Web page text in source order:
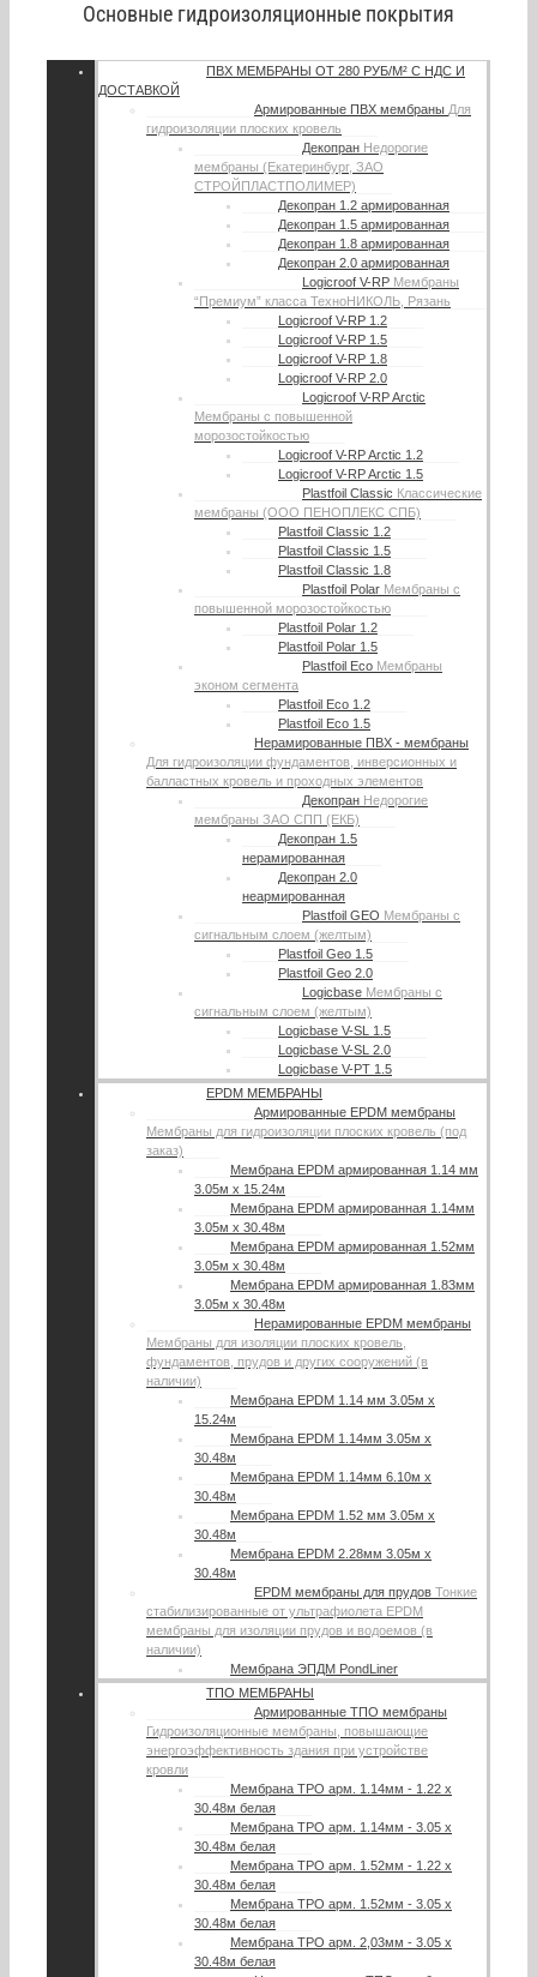
Основные гидроизоляционные покрытия
ПВХ МЕМБРАНЫ ОТ 280 РУБ/М² С НДС И
ДОСТАВКОЙ
Армированные ПВХ мембраны Для
гидроизоляции плоских кровель
Декопран Недорогие
мембраны (Екатеринбург, ЗАО
СТРОЙПЛАСТПОЛИМЕР)
Декопран 1.2 армированная
Декопран 1.5 армированная
Декопран 1.8 армированная
Декопран 2.0 армированная
Logicroof V-RP Мембраны
“Премиум” класса ТехноНИКОЛЬ, Рязань
Logicroof V-RP 1.2
Logicroof V-RP 1.5
Logicroof V-RP 1.8
Logicroof V-RP 2.0
Logicroof V-RP Arctic
Мембраны с повышенной
морозостойкостью
Logicroof V-RP Arctic 1.2
Logicroof V-RP Arctic 1.5
Plastfoil Classic Классические
мембраны (ООО ПЕНОПЛЕКС СПБ)
Plastfoil Classic 1.2
Plastfoil Classic 1.5
Plastfoil Classic 1.8
Plastfoil Polar Мембраны с
повышенной морозостойкостью
Plastfoil Polar 1.2
Plastfoil Polar 1.5
Plastfoil Eco Мембраны
эконом сегмента
Plastfoil Eco 1.2
Plastfoil Eco 1.5
Нерамированные ПВХ - мембраны
Для гидроизоляции фундаментов, инверсионных и
балластных кровель и проходных элементов
Декопран Недорогие
мембраны ЗАО СПП (ЕКБ)
Декопран 1.5
нерамированная
Декопран 2.0
неармированная
Plastfoil GEO Мембраны с
сигнальным слоем (желтым)
Plastfoil Geo 1.5
Plastfoil Geo 2.0
Logicbase Мембраны с
сигнальным слоем (желтым)
Logicbase V-SL 1.5
Logicbase V-SL 2.0
Logicbase V-PT 1.5
EPDM МЕМБРАНЫ
Армированные EPDM мембраны
Мембраны для гидроизоляции плоских кровель (под
заказ)
Мембрана EPDM армированная 1.14 мм
3.05м х 15.24м
Мембрана EPDM армированная 1.14мм
3.05м х 30.48м
Мембрана EPDM армированная 1.52мм
3.05м х 30.48м
Мембрана EPDM армированная 1.83мм
3.05м х 30.48м
Нерамированные EPDM мембраны
Мембраны для изоляции плоских кровель,
фундаментов, прудов и других сооружений (в
наличии)
Мембрана EPDM 1.14 мм 3.05м х
15.24м
Мембрана EPDM 1.14мм 3.05м х
30.48м
Мембрана EPDM 1.14мм 6.10м х
30.48м
Мембрана EPDM 1.52 мм 3.05м х
30.48м
Мембрана EPDM 2.28мм 3.05м х
30.48м
EPDM мембраны для прудов Тонкие
стабилизированные от ультрафиолета EPDM
мембраны для изоляции прудов и водоемов (в
наличии)
Мембрана ЭПДМ PondLiner
ТПО МЕМБРАНЫ
Армированные ТПО мембраны
Гидроизоляционные мембраны, повышающие
энергоэффективность здания при устройстве
кровли
Мембрана TPO арм. 1.14мм - 1.22 х
30.48м белая
Мембрана TPO арм. 1.14мм - 3.05 х
30.48м белая
Мембрана TPO арм. 1.52мм - 1.22 х
30.48м белая
Мембрана TPO арм. 1.52мм - 3.05 х
30.48м белая
Мембрана TPO арм. 2,03мм - 3.05 х
30.48м белая